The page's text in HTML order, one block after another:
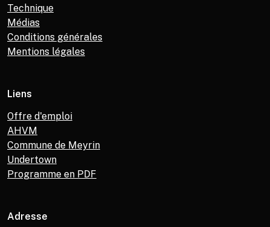
Technique
Médias
Conditions générales
Mentions légales
Liens
Offre d'emploi
AHVM
Commune de Meyrin
Undertown
Programme en PDF
Adresse